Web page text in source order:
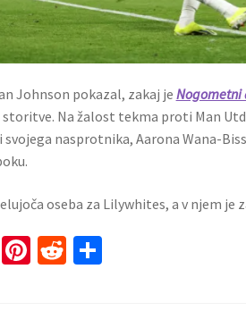
Johnson pokazal, zakaj je Nogometni
Na žalost tekma proti Man
nasprotnika, Aarona Wana-
oseba za Lilywhites, a v njem
Pi R S